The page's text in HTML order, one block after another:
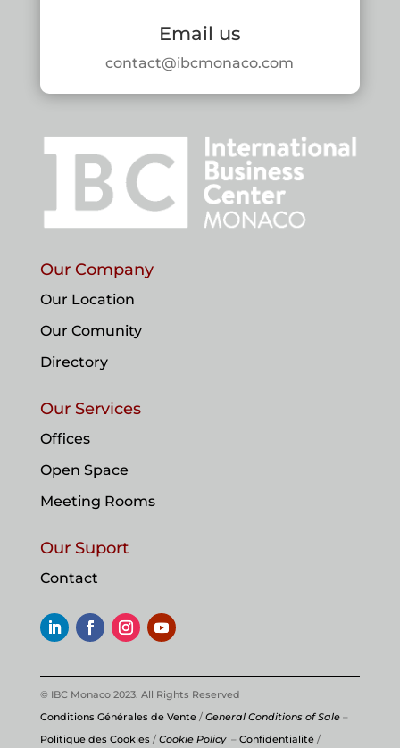
Email us
contact@ibcmonaco.com
Our Company
Our Location
Our Comunity
Directory
Our Services
Offices
Open Space
Meeting Rooms
Our Suport
Contact
© IBC Monaco 2023. All Rights Reserved
Conditions Générales de Vente/ General Conditions of Sale –
Politique des Cookies/ Cookie Policy– Confidentialité/